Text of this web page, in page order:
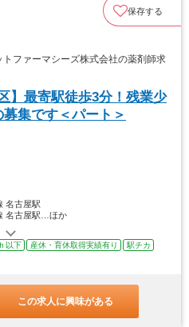
保存する
ファーマシーズ株式会社の薬剤師求
】最寄駅徒歩3分！残業少
集です＜パート＞
名古屋駅
名古屋駅…ほか
以下 産休・育休取得実績有り
駅チカ
この求人に興味がある